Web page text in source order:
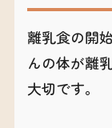
離乳食の開
んの体が離
大切です。